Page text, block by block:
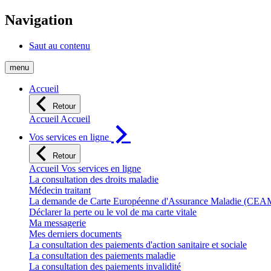
Navigation
Saut au contenu
menu
Accueil
Retour
Accueil Accueil
Vos services en ligne
Retour
Accueil Vos services en ligne
La consultation des droits maladie
Médecin traitant
La demande de Carte Européenne d'Assurance Maladie
Déclarer la perte ou le vol de ma carte vitale
Ma messagerie
Mes derniers documents
La consultation des paiements d'action sanitaire et sociale
La consultation des paiements maladie
La consultation des paiements invalidité